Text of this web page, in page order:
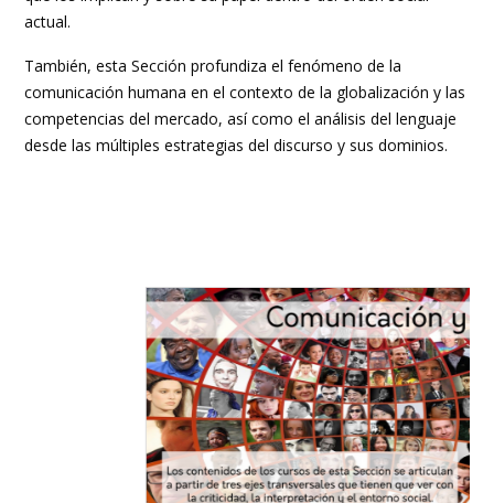
actual.
También, esta Sección profundiza el fenómeno de la
comunicación humana en el contexto de la globalización y las
competencias del mercado, así como el análisis del lenguaje
desde las múltiples estrategias del discurso y sus dominios.